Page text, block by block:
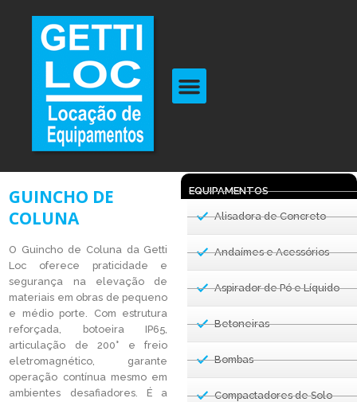
EQUIPAMENTOS
Alisadora de Concreto
Andaímes e Acessórios
Aspirador de Pó e Líquido
Betoneiras
Bombas
Compactadores de Solo
GUINCHO DE
COLUNA
O Guincho de Coluna da Getti
Loc oferece praticidade e
segurança na elevação de
materiais em obras de pequeno
e médio porte. Com estrutura
reforçada, botoeira IP65,
articulação de 200° e freio
eletromagnético, garante
operação contínua mesmo em
ambientes desafiadores. É a